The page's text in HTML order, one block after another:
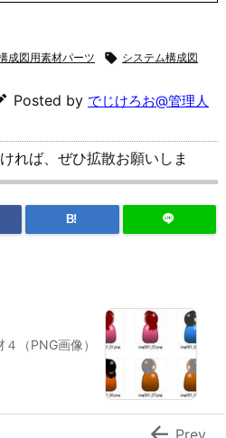
成図用素材パーツ  システム構成図
Posted by でじけろお@管理人
れば、ぜひ拡散お願いしま
B!
（PNG画像）
Prev